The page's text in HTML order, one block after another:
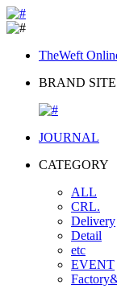
TheWeft
BRAND SITE
JOURNAL
CATEGORY
ALL
CRL.
Delivery
Detail
etc
EVENT